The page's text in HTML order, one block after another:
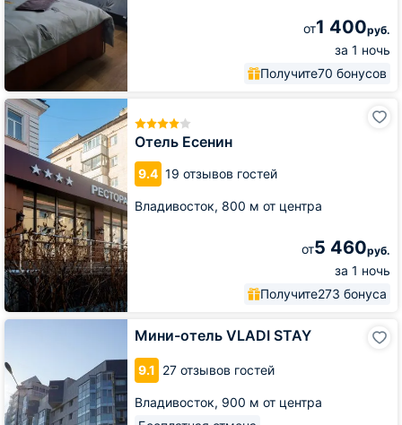
от1 400руб.
за 1 ночь
Получите70 бонусов
Отель Есенин
9.4 19 отзывов гостей
Владивосток, 800 м от центра
от5 460руб.
за 1 ночь
Получите273 бонуса
Отель
Есенин
Мини-отель VLADI STAY
9.1 27 отзывов гостей
Владивосток, 900 м от центра
Мини-
STAY